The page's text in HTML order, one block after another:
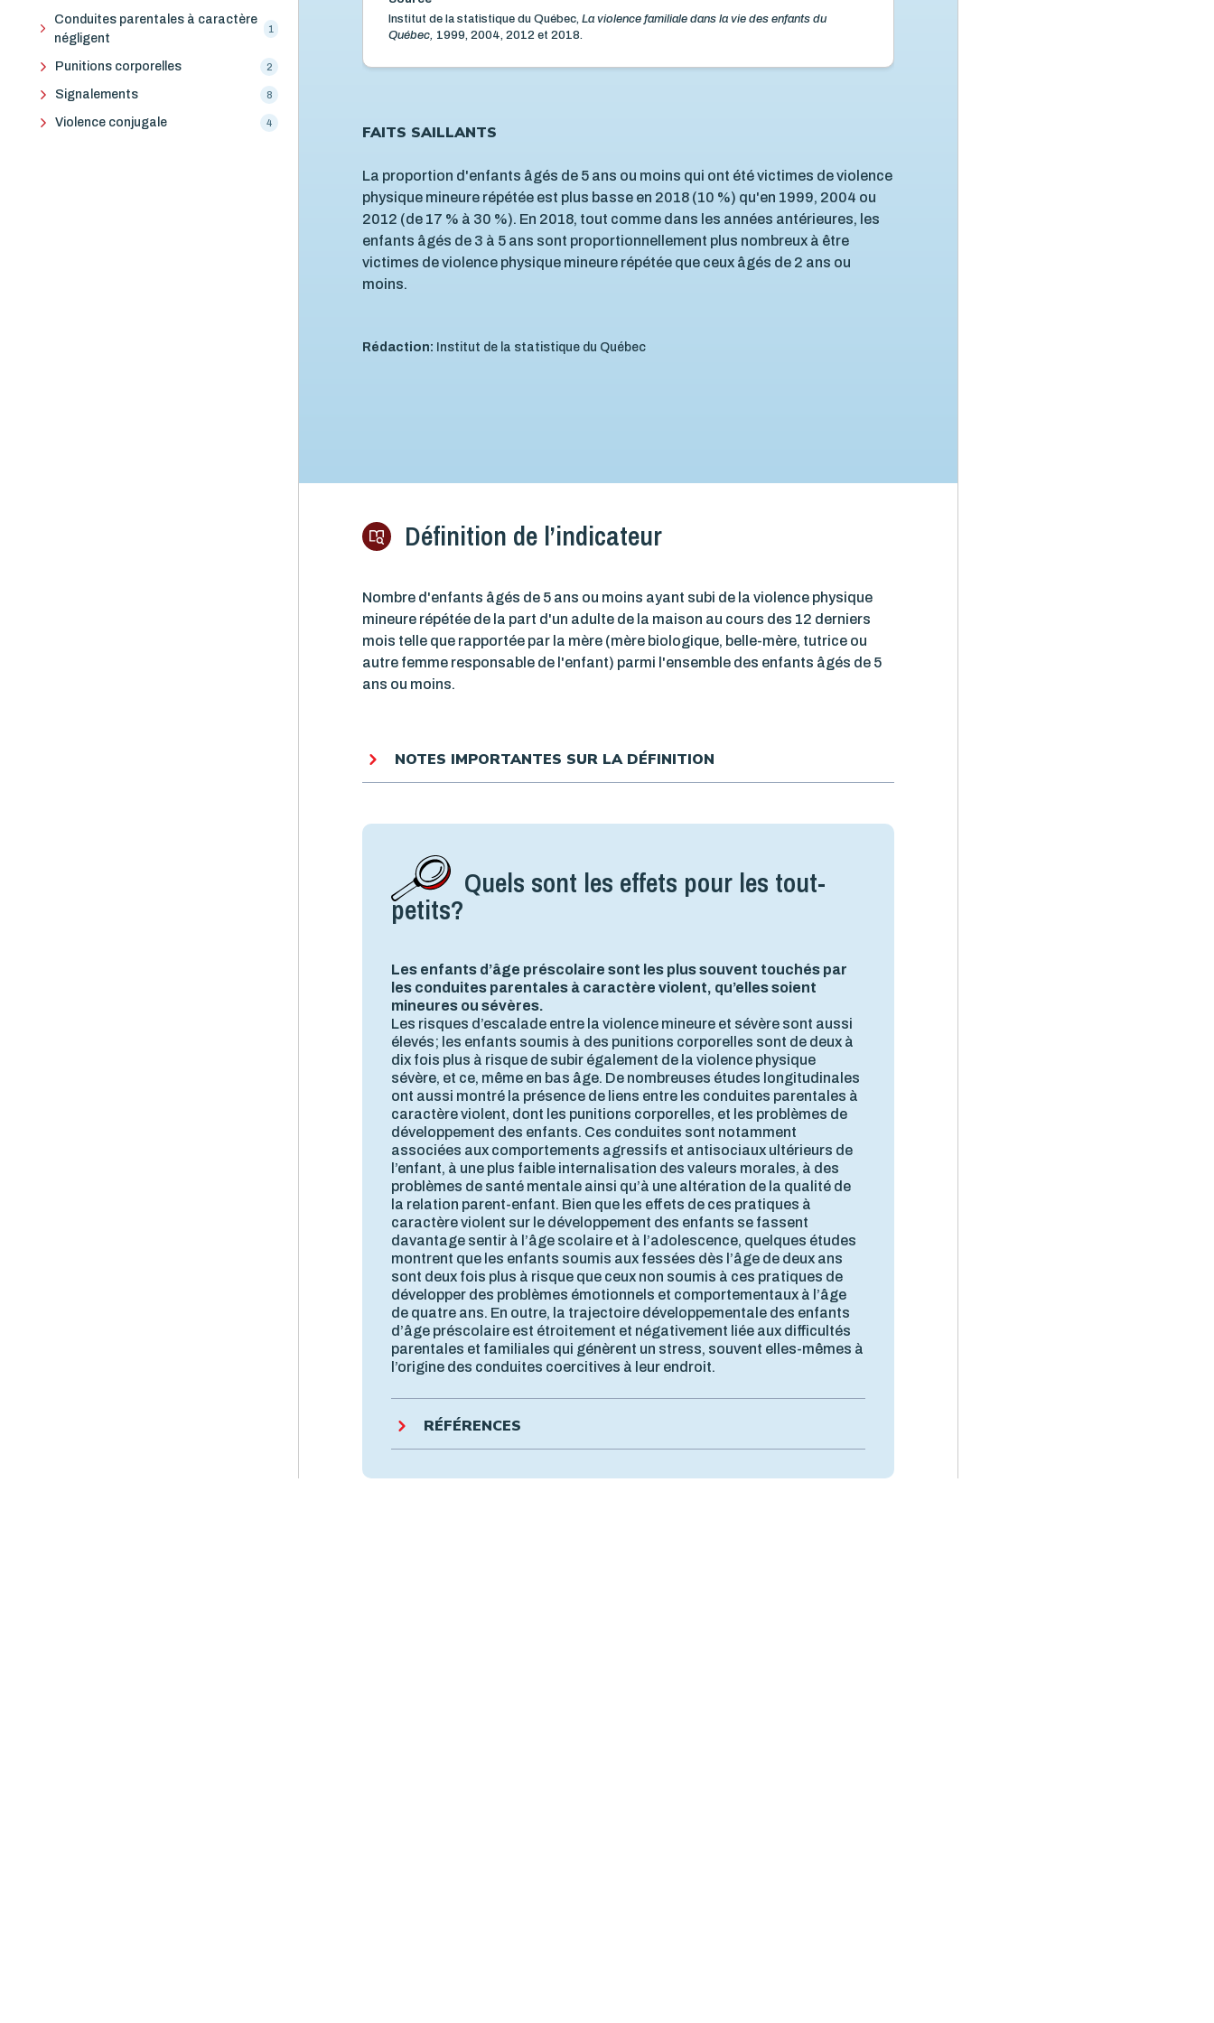
Conduites parentales à caractère
négligent
1
Punitions corporelles 2
Signalements 8
Violence conjugale 4
Institut de la statistique du Québec, La violence familiale dans la vie des enfants du
Québec, 1999, 2004, 2012 et 2018.
FAITS SAILLANTS
La proportion d'enfants âgés de 5 ans ou moins qui ont été victimes de violence
physique mineure répétée est plus basse en 2018 (10 %) qu'en 1999, 2004 ou
2012 (de 17 % à 30 %). En 2018, tout comme dans les années antérieures, les
enfants âgés de 3 à 5 ans sont proportionnellement plus nombreux à être
victimes de violence physique mineure répétée que ceux âgés de 2 ans ou
moins.
Rédaction: Institut de la statistique du Québec
Définition de l’indicateur
Nombre d'enfants âgés de 5 ans ou moins ayant subi de la violence physique
mineure répétée de la part d'un adulte de la maison au cours des 12 derniers
mois telle que rapportée par la mère (mère biologique, belle-mère, tutrice ou
autre femme responsable de l'enfant) parmi l'ensemble des enfants âgés de 5
ans ou moins.
NOTES IMPORTANTES SUR LA DÉFINITION
Quels sont les effets pour les tout-
petits?
Les enfants d’âge préscolaire sont les plus souvent touchés par
les conduites parentales à caractère violent, qu’elles soient
mineures ou sévères.
Les risques d’escalade entre la violence mineure et sévère sont aussi
élevés; les enfants soumis à des punitions corporelles sont de deux à
dix fois plus à risque de subir également de la violence physique
sévère, et ce, même en bas âge. De nombreuses études longitudinales
ont aussi montré la présence de liens entre les conduites parentales à
caractère violent, dont les punitions corporelles, et les problèmes de
développement des enfants. Ces conduites sont notamment
associées aux comportements agressifs et antisociaux ultérieurs de
l’enfant, à une plus faible internalisation des valeurs morales, à des
problèmes de santé mentale ainsi qu’à une altération de la qualité de
la relation parent-enfant. Bien que les effets de ces pratiques à
caractère violent sur le développement des enfants se fassent
davantage sentir à l’âge scolaire et à l’adolescence, quelques études
montrent que les enfants soumis aux fessées dès l’âge de deux ans
sont deux fois plus à risque que ceux non soumis à ces pratiques de
développer des problèmes émotionnels et comportementaux à l’âge
de quatre ans. En outre, la trajectoire développementale des enfants
d’âge préscolaire est étroitement et négativement liée aux difficultés
parentales et familiales qui génèrent un stress, souvent elles-mêmes à
l’origine des conduites coercitives à leur endroit.
RÉFÉRENCES